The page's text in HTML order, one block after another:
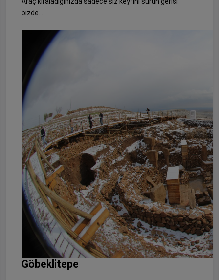
bizde…
Göbeklitepe